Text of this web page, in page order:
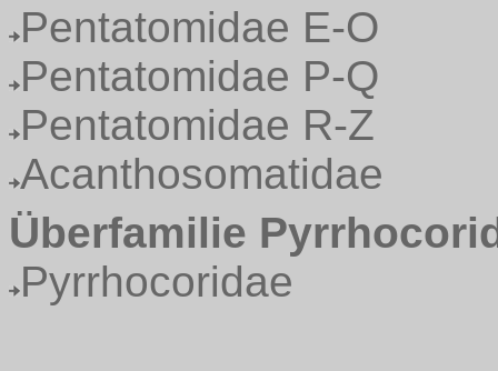
Pentatomidae E-O
Pentatomidae P-Q
Pentatomidae R-Z
Acanthosomatidae
Überfamilie
Pyrrhocoridae